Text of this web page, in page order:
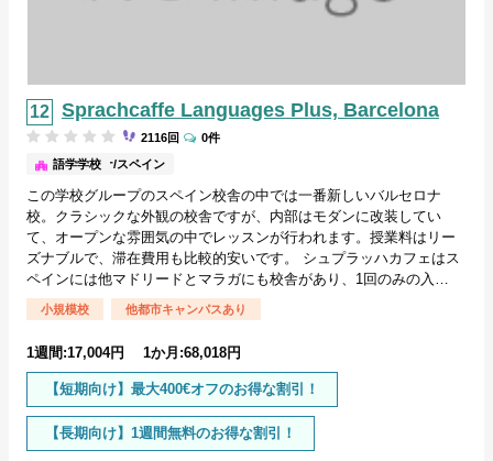
Sprachcaffe Languages Plus, Barcelona
バルセロナ/スペイン
語学学校
2116回 0件
この学校グループのスペイン校舎の中では一番新しいバルセロナ
校。クラシックな外観の校舎ですが、内部はモダンに改装してい
て、オープンな雰囲気の中でレッスンが行われます。授業料はリー
ズナブルで、滞在費用も比較的安いです。 シュプラッハカフェはス
ペインには他マドリードとマラガにも校舎があり、1回のみの入…
小規模校 他都市キャンパスあり
1週間:17,004円 1か月:68,018円
【短期向け】最大400€オフのお得な割引！
【長期向け】1週間無料のお得な割引！